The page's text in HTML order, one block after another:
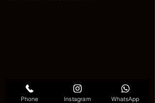
Phone Instagram WhatsApp